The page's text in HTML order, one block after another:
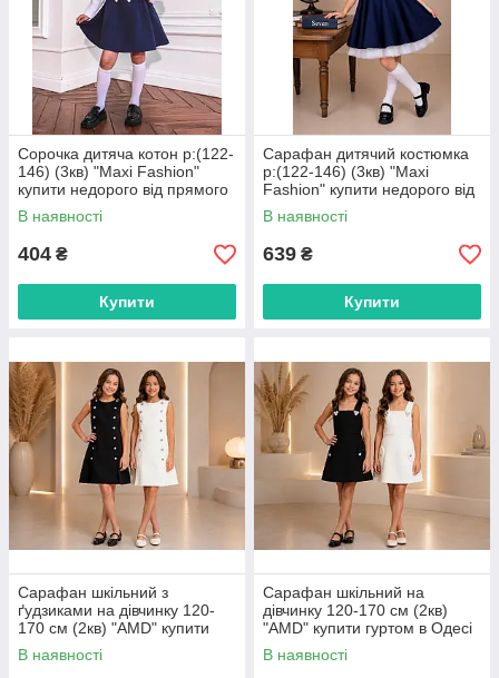
Сорочка дитяча котон р:(122-
146) (3кв) "Maxi Fashion"
купити недорого від прямого
постачальника
В наявності
404 ₴
Купити
Сарафан дитячий костюмка
р:(122-146) (3кв) "Maxi
Fashion" купити недорого від
прямого постачальника
В наявності
639 ₴
Купити
Сарафан шкільний з
ґудзиками на дівчинку 120-
170 см (2кв) "AMD" купити
гуртом в Одесі на 7км
В наявності
Сарафан шкільний на
дівчинку 120-170 см (2кв)
"AMD" купити гуртом в Одесі
на 7км
В наявності